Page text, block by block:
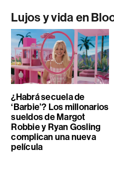
Lujos y vida en
¿Habrá secuela de
‘Barbie’? Los millonarios
sueldos de Margot
Robbie y Ryan Gosling
complican una nueva
película